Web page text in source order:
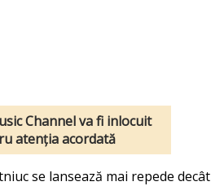
Channel va fi inlocuit
atenția acordată
se lansează mai repede decât